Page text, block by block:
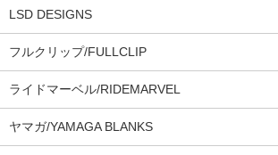
LSD DESIGNS
フルクリップ/FULLCLIP
ライドマーベル/RIDEMARVEL
ヤマガ/YAMAGA BLANKS